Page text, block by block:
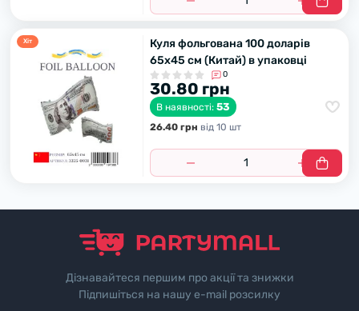
Хiт
Куля фольгована 100 доларів
65х45 см (Китай) в упаковці
0
30.80 грн
В наявності: 53
26.40 грн вiд 10 шт
Дізнавайтеся першим про акції та знижки
Підпишіться на нашу e-mail розсилку